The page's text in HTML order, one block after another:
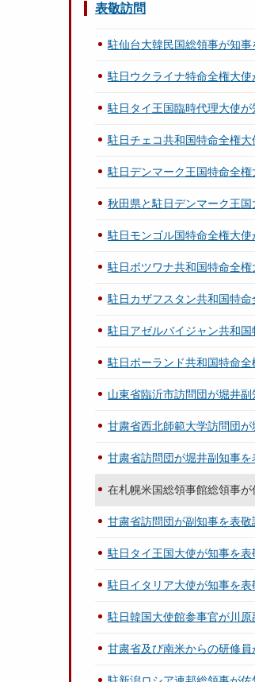
表敬訪問
駐仙台大韓民国総領事が知
駐日ウクライナ特命全権大
駐日タイ王国臨時代理大使
駐日チェコ共和国特命全権
駐日デンマーク王国特命全
秋田県と駐日デンマーク王国
駐日モンゴル国特命全権大
駐日ボツワナ共和国特命全
駐日カザフスタン共和国特
駐日アゼルバイジャン共和
駐日ポーランド共和国特命
山東省臨沂市訪問団が堀井
甘粛省西北師範大学訪問団
甘粛省訪問団が堀井副知事
在札幌米国総領事館総領事
甘粛省訪問団が副知事を表敬
駐日タイ王国大使が知事を表
駐日イタリア大使が知事を表
駐日韓国大使館参事官が川
甘粛省及び南米からの研修